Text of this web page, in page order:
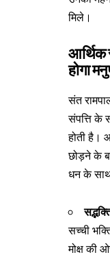
मिले।
आर्थिक
होगा
संत
संपत्ति के
होती है।
छोड़ने के
धन के
सच्ची
मोक्ष की